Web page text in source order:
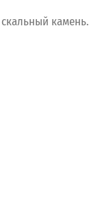
скальный камень.